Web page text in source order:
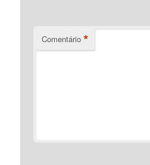
Comentário *